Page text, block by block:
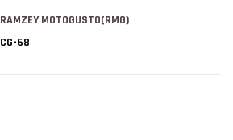
RAMZEY MOTOGUSTO(RMG)
CG-68